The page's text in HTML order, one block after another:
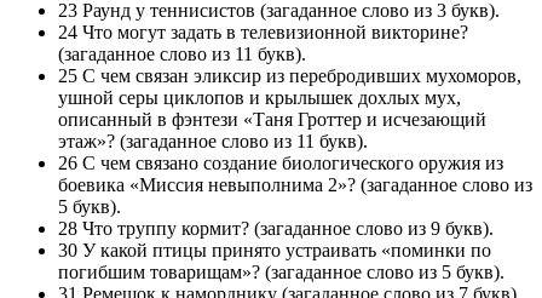
23 Раунд у теннисистов (загаданное слово из 3 букв).
24 Что могут задать в телевизионной викторине?
(загаданное слово из 11 букв).
25 С чем связан эликсир из перебродивших мухоморов,
ушной серы циклопов и крылышек дохлых мух,
описанный в фэнтези «Таня Гроттер и исчезающий
этаж»? (загаданное слово из 11 букв).
26 С чем связано создание биологического оружия из
боевика «Миссия невыполнима 2»? (загаданное слово из
5 букв).
28 Что труппу кормит? (загаданное слово из 9 букв).
30 У какой птицы принято устраивать «поминки по
погибшим товарищам»? (загаданное слово из 5 букв).
31 Ремешок к наморднику (загаданное слово из 7 букв).